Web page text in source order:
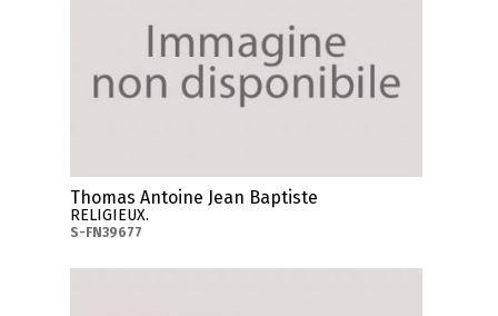
Thomas Antoine Jean Baptiste
RELIGIEUX.
S-FN39677